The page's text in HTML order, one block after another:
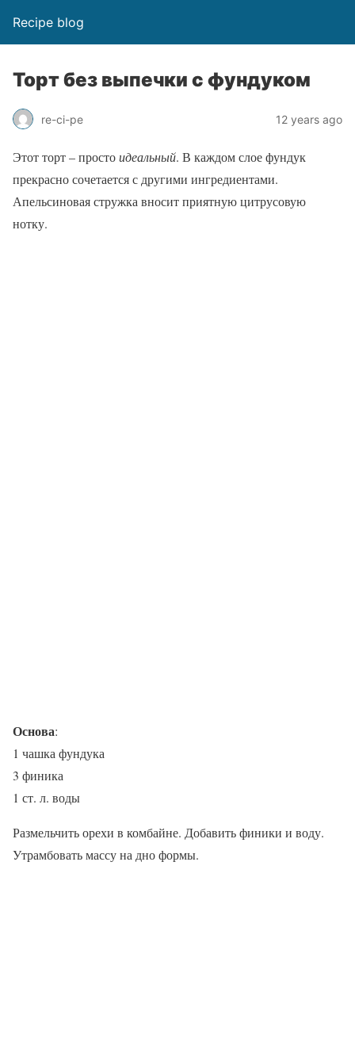
Recipe blog
Торт без выпечки с фундуком
re-ci-pe 12 years ago
Этот торт – простоидеальный. В каждом слое фундук
прекрасно сочетается с другими ингредиентами.
Апельсиновая стружка вносит приятную цитрусовую
нотку.
Основа:
1 чашка фундука
3 финика
1 ст. л. воды
Размельчить орехи в комбайне. Добавить финики и воду.
Утрамбовать массу на дно формы.